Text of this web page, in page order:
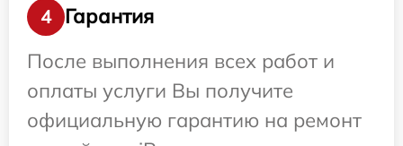
4
Гарантия
После выполнения всех работ и
оплаты услуги Вы получите
официальную гарантию на ремонт